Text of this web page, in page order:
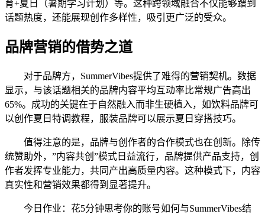
育+夏日（暑期学习计划）等。这种跨领域融合不仅能够蹭到
话题热度，还能展现创作多样性，吸引更广泛的受众。
品牌营销的借势之道
对于品牌方，SummerVibes提供了难得的营销契机。数据
显示，与该话题相关的品牌内容平均互动率比常规广告高出
65%。成功的关键在于自然融入而非生硬植入，如饮料品牌可
以创作夏日特调教程，服装品牌可以展示夏日穿搭技巧。
值得注意的是，品牌与创作者的合作模式也在创新。除传
统赞助外，”内容共创”模式日益流行，品牌提供产品支持，创
作者发挥专业能力，共同产出高质量内容。这种模式下，内容
真实性和营销效果都得到显著提升。
今日作业：花5分钟思考你的账号如何与SummerVibes结